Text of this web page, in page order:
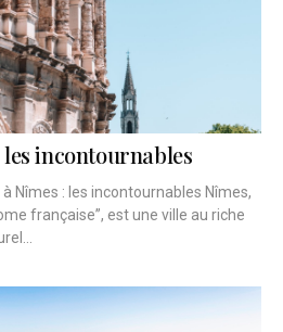
incontournables
à Nîmes : les incontournables Nîmes,
française”, est une ville au riche